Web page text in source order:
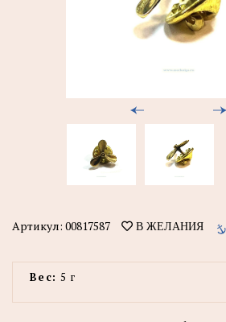
Артикул: 00817587 В ЖЕЛАНИЯ
Вес: 5 г